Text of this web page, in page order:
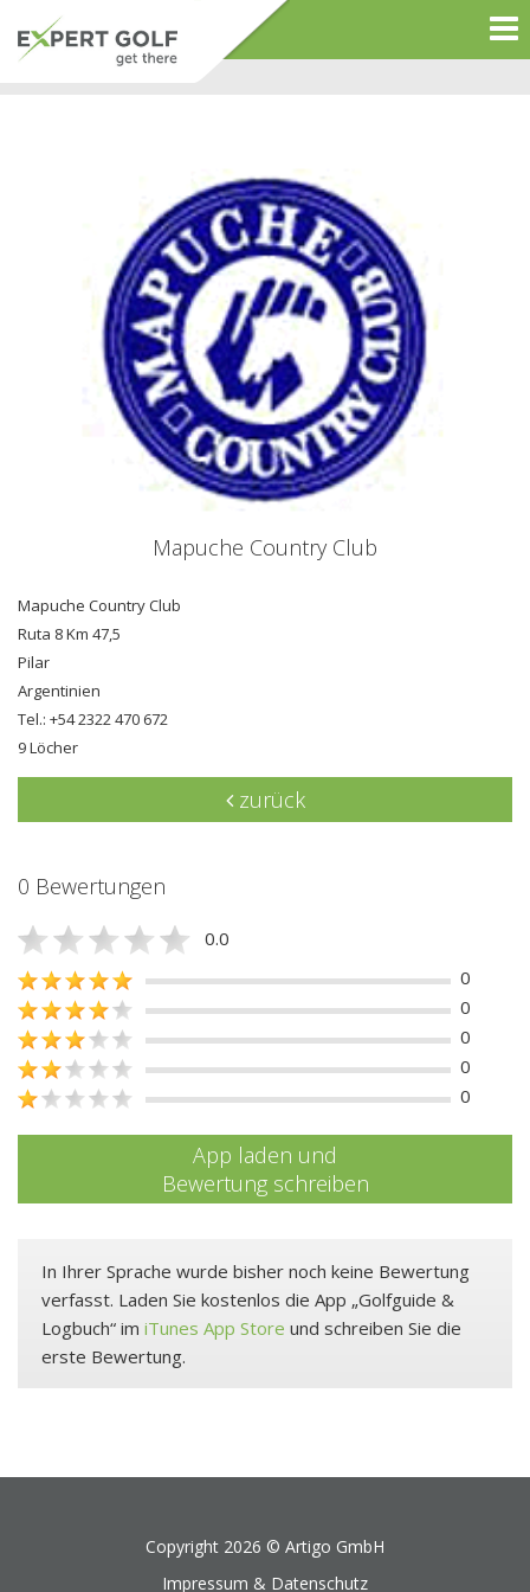
Mapuche Country Club
Mapuche Country Club
Ruta 8 Km 47,5
Pilar
Argentinien
Tel.: +54 2322 470 672
9 Löcher
zurück
0 Bewertungen
0.0
0
0
0
0
0
App laden und
Bewertung schreiben
In Ihrer Sprache wurde bisher noch keine Bewertung
verfasst. Laden Sie kostenlos die App „Golfguide &
Logbuch“ im iTunes App Store und schreiben Sie die
erste Bewertung.
Copyright 2026 © Artigo GmbH
Impressum & Datenschutz